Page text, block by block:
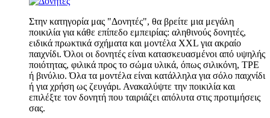
Στην κατηγορία μας "Δονητές", θα βρείτε μια μεγάλη
ποικιλία για κάθε επίπεδο εμπειρίας: αληθινούς δονητές,
ειδικά πρωκτικά σχήματα και μοντέλα XXL για ακραίο
παιχνίδι. Όλοι οι δονητές είναι κατασκευασμένοι από υψηλής
ποιότητας, φιλικά προς το σώμα υλικά, όπως σιλικόνη, TPE
ή βινύλιο. Όλα τα μοντέλα είναι κατάλληλα για σόλο παιχνίδι
ή για χρήση ως ζευγάρι. Ανακαλύψτε την ποικιλία και
επιλέξτε τον δονητή που ταιριάζει απόλυτα στις προτιμήσεις
σας.